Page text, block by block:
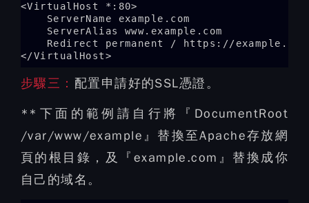
<VirtualHost *:80>
    ServerName example.com
    ServerAlias www.example.com
Redirect permanent / https://
</VirtualHost>
步驟三： 配置申請好的SSL憑證。
**下面的範例請自行將『DocumentRoot
/var/www/example』替換至Apache存放網
頁的根目錄，及『example.com』替換成你
自己的域名。